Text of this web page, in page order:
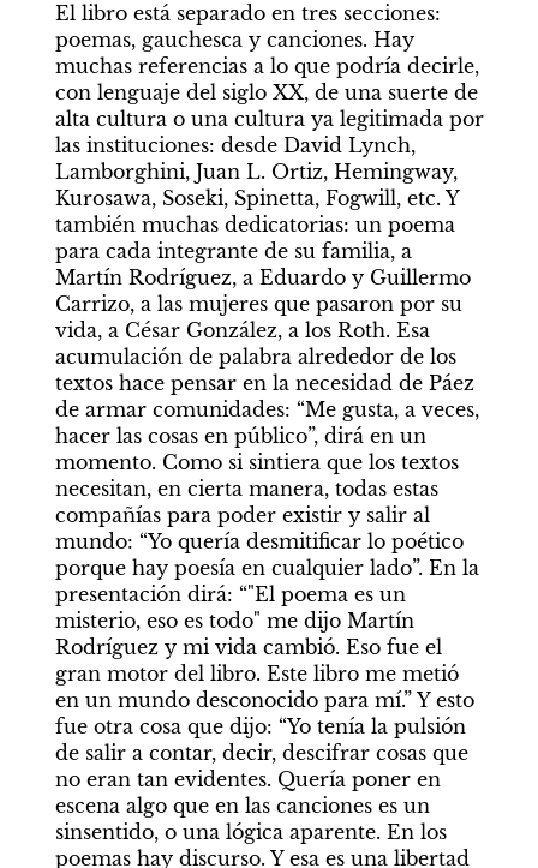
El libro está separado en tres secciones:
poemas, gauchesca y canciones. Hay
muchas referencias a lo que podría decirle,
con lenguaje del siglo XX, de una suerte de
alta cultura o una cultura ya legitimada por
las instituciones: desde David Lynch,
Lamborghini, Juan L. Ortiz, Hemingway,
Kurosawa, Soseki, Spinetta, Fogwill, etc. Y
también muchas dedicatorias: un poema
para cada integrante de su familia, a
Martín Rodríguez, a Eduardo y Guillermo
Carrizo, a las mujeres que pasaron por su
vida, a César González, a los Roth. Esa
acumulación de palabra alrededor de los
textos hace pensar en la necesidad de Páez
de armar comunidades: “Me gusta, a veces,
hacer las cosas en público”, dirá en un
momento. Como si sintiera que los textos
necesitan, en cierta manera, todas estas
compañías para poder existir y salir al
mundo: “Yo quería desmitificar lo poético
porque hay poesía en cualquier lado”. En la
presentación dirá: “"El poema es un
misterio, eso es todo" me dijo Martín
Rodríguez y mi vida cambió. Eso fue el
gran motor del libro. Este libro me metió
en un mundo desconocido para mí.” Y esto
fue otra cosa que dijo: “Yo tenía la pulsión
de salir a contar, decir, descifrar cosas que
no eran tan evidentes. Quería poner en
escena algo que en las canciones es un
sinsentido, o una lógica aparente. En los
poemas hay discurso. Y esa es una libertad